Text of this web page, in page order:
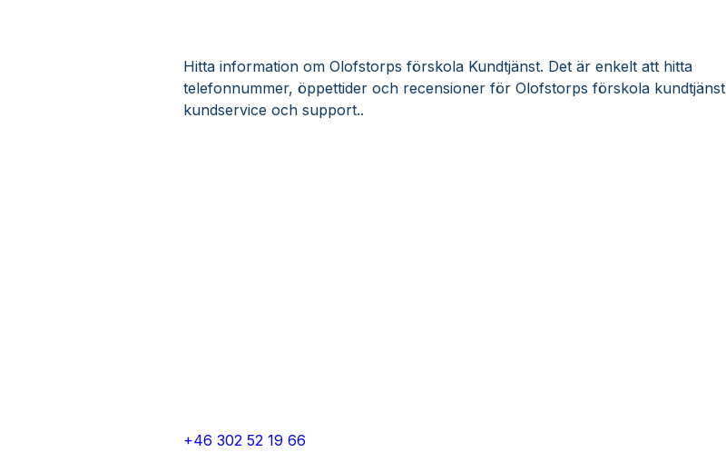
Hitta information om Olofstorps förskola Kundtjänst. Det är enkelt att hitta
telefonnummer, öppettider och recensioner för Olofstorps förskola kundtjänst
kundservice och support..
+46 302 52 19 66